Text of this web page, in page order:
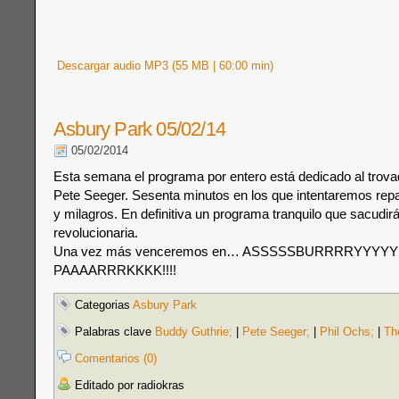
Descargar audio MP3 (55 MB | 60:00 min)
Asbury Park 05/02/14
05/02/2014
Esta semana el programa por entero está dedicado al
Pete Seeger. Sesenta minutos en los que intentaremos
y milagros. En definitiva un programa tranquilo que
revolucionaria.
Una vez más venceremos en… ASSSSSBURRRRYYYYY
PAAAARRRKKKK!!!!
Categorias Asbury Park
Palabras clave Buddy Guthrie; Pete Seeger; Phil Ochs;
Comentarios (0)
Editado por radiokras